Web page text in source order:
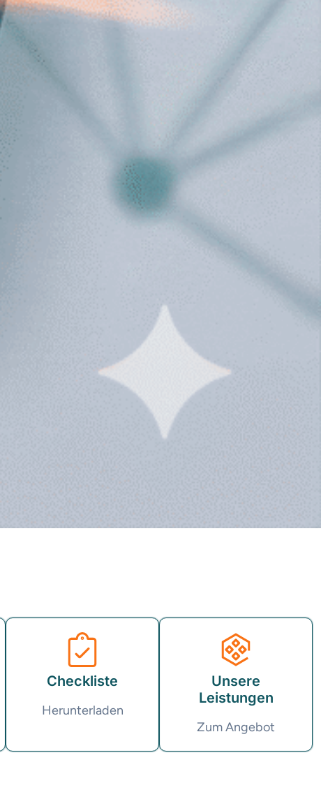
Checkliste
Herunterladen
Unsere
Leistungen
Zum Angebot